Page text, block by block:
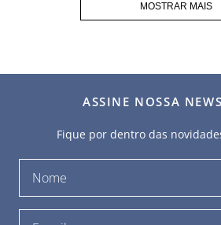
MOSTRAR MAIS
ASSINE NOSSA
Fique por dentro das